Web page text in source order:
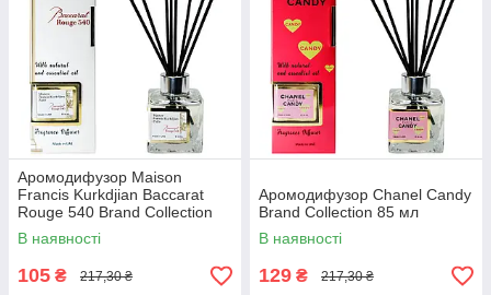
Аромодифузор Maison
Francis Kurkdjian Baccarat
Rouge 540 Brand Collection
85 мл
В наявності
105 ₴ 217,30 ₴
Аромодифузор Chanel Candy
Brand Collection 85 мл
В наявності
129 ₴ 217,30 ₴